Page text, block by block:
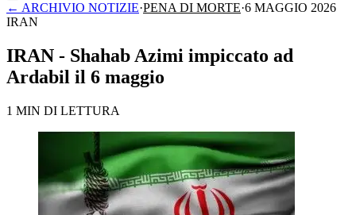
← ARCHIVIO NOTIZIE·PENA DI MORTE·6 MAGGIO 2026
IRAN
IRAN - Shahab Azimi impiccato ad
Ardabil il 6 maggio
1 MIN DI LETTURA